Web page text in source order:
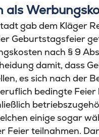
als
gab dem Kläger
Geburtstagsfeier
nach § 9
damit, dass
es sich nach der
bedingte
einige sogar
Feier teilnahmen.